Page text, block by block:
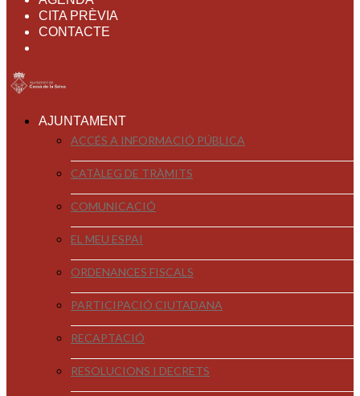
CITA PRÈVIA
CONTACTE
AJUNTAMENT
ACCÉS A INFORMACIÓ PÚBLICA
CATÀLEG DE TRÀMITS
COMUNICACIÓ
EL MEU ESPAI
ORDENANCES FISCALS
PARTICIPACIÓ CIUTADANA
RECAPTACIÓ
RESOLUCIONS I DECRETS